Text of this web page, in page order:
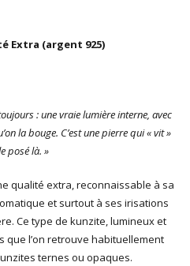
Extra (argent 925)
: une vraie lumière interne, avec
la bouge. C’est une pierre qui « vit »
posé là. »
qualité extra, reconnaissable à sa
et surtout à ses irisations
Ce type de kunzite, lumineux et
que l’on retrouve habituellement
ternes ou opaques.